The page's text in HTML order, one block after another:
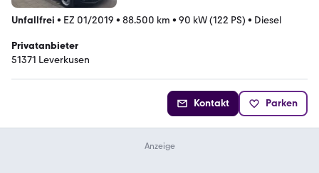
Unfallfrei • EZ 01/2019 • 88.500 km • 90 kW (122 PS) • Diesel
Privatanbieter
51371 Leverkusen
Kontakt Parken